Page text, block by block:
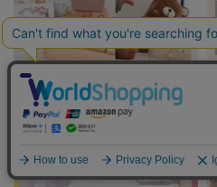
amanoppoシリーズ 出産祝いギフト